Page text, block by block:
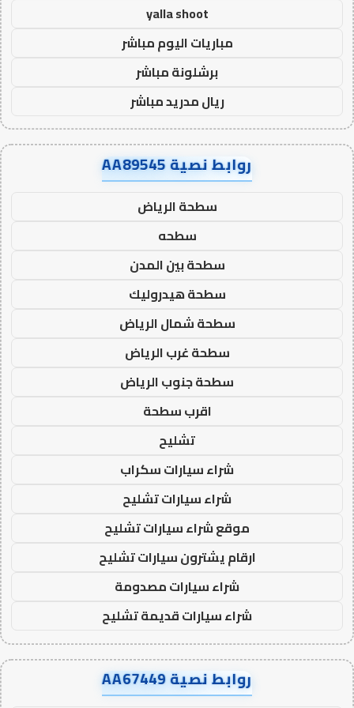
yalla shoot
مباريات اليوم مباشر
برشلونة مباشر
ريال مدريد مباشر
روابط نصية AA89545
سطحة الرياض
سطحه
سطحة بين المدن
سطحة هيدروليك
سطحة شمال الرياض
سطحة غرب الرياض
سطحة جنوب الرياض
اقرب سطحة
تشليح
شراء سيارات سكراب
شراء سيارات تشليح
موقع شراء سيارات تشليح
ارقام يشترون سيارات تشليح
شراء سيارات مصدومة
شراء سيارات قديمة تشليح
روابط نصية AA67449